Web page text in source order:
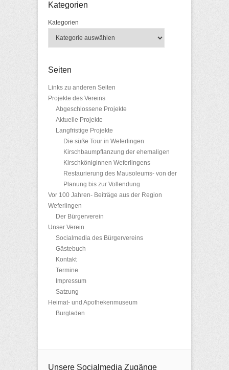
Kategorien
Kategorien
Seiten
Links zu anderen Seiten
Projekte des Vereins
Abgeschlossene Projekte
Aktuelle Projekte
Langfristige Projekte
Die süße Tour in Weferlingen
Kirschbaumpflanzung der ehemaligen
Kirschköniginnen Weferlingens
Restaurierung des Mausoleums- von der
Planung bis zur Vollendung
Vor 100 Jahren- Beiträge aus der Region
Weferlingen
Der Bürgerverein
Unser Verein
Socialmedia des Bürgervereins
Gästebuch
Kontakt
Termine
Impressum
Satzung
Heimat- und Apothekenmuseum
Burgladen
Unsere Socialmedia Zugänge